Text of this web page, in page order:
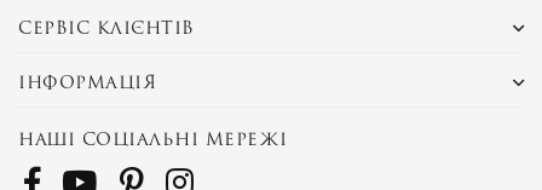
СЕРВІС КЛІЄНТІВ
ІНФОРМАЦІЯ
НАШІ СОЦІАЛЬНІ МЕРЕЖІ